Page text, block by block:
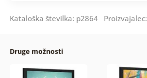
Kataloška številka: p2864 Proizvajalec:
Druge možnosti